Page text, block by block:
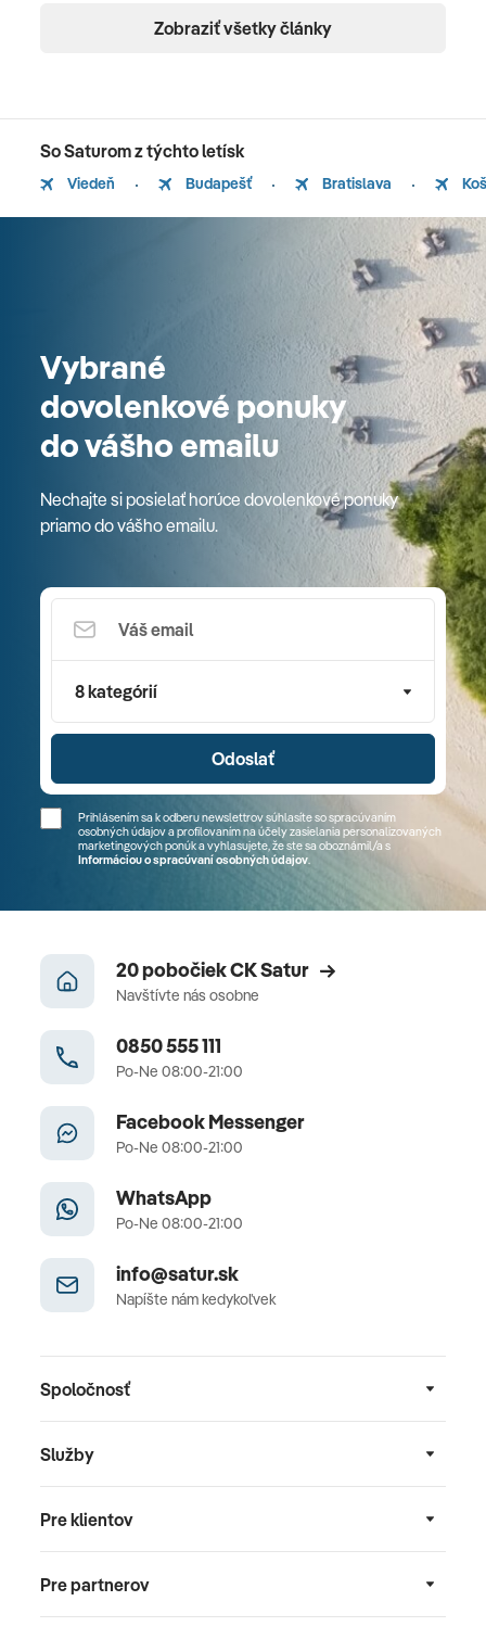
Zobraziť všetky články
So Saturom z týchto letísk
Viedeň Budapešť Bratislava
Vybrané
dovolenkové ponuky
do vášho emailu
Nechajte si posielať horúce dovolenkové ponuky
priamo do vášho emailu.
8 kategórií
Odoslať
Prihlásením sa k odberu newslettrov súhlasíte so spracúvaním
osobných údajov a profilovaním na účely zasielania personalizovaných
marketingových ponúk a vyhlasujete, že ste sa oboznámil/a s
Informáciou o spracúvaní osobných údajov.
20 pobočiek CK Satur
Navštívte nás osobne
0850 555 111
Po-Ne 08:00-21:00
Facebook Messenger
Po-Ne 08:00-21:00
WhatsApp
Po-Ne 08:00-21:00
info@satur.sk
Napíšte nám kedykoľvek
Spoločnosť
Služby
Pre klientov
Pre partnerov